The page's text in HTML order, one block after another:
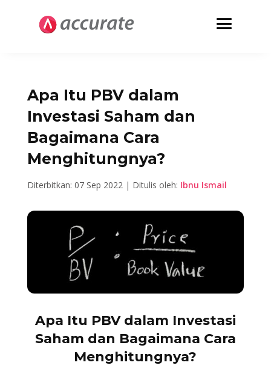
Apa Itu PBV dalam
Investasi Saham dan
Bagaimana Cara
Menghitungnya?
Diterbitkan: 07 Sep 2022 | Ditulis oleh: Ibnu Ismail
Apa Itu PBV dalam Investasi
Saham dan Bagaimana Cara
Menghitungnya?